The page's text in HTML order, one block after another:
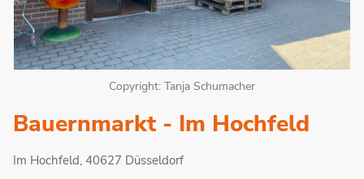
Copyright: Tanja Schumacher
Bauernmarkt - Im Hochfeld
Im Hochfeld, 40627 Düsseldorf